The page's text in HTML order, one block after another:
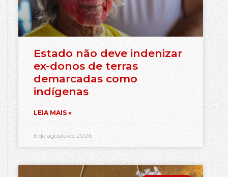
Estado não deve indenizar
ex-donos de terras
demarcadas como
indígenas
LEIA MAIS »
6 de agosto de 2026